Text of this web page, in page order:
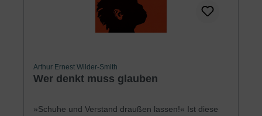
Arthur Ernest Wilder-Smith
Wer denkt muss glauben
»Schuhe und Verstand draußen lassen!« Ist diese